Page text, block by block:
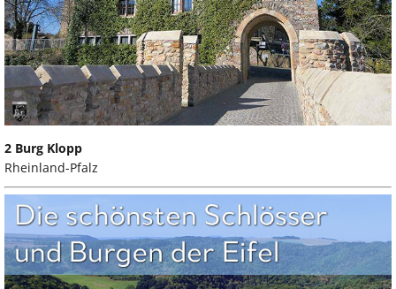
2 Burg Klopp
Rheinland-Pfalz